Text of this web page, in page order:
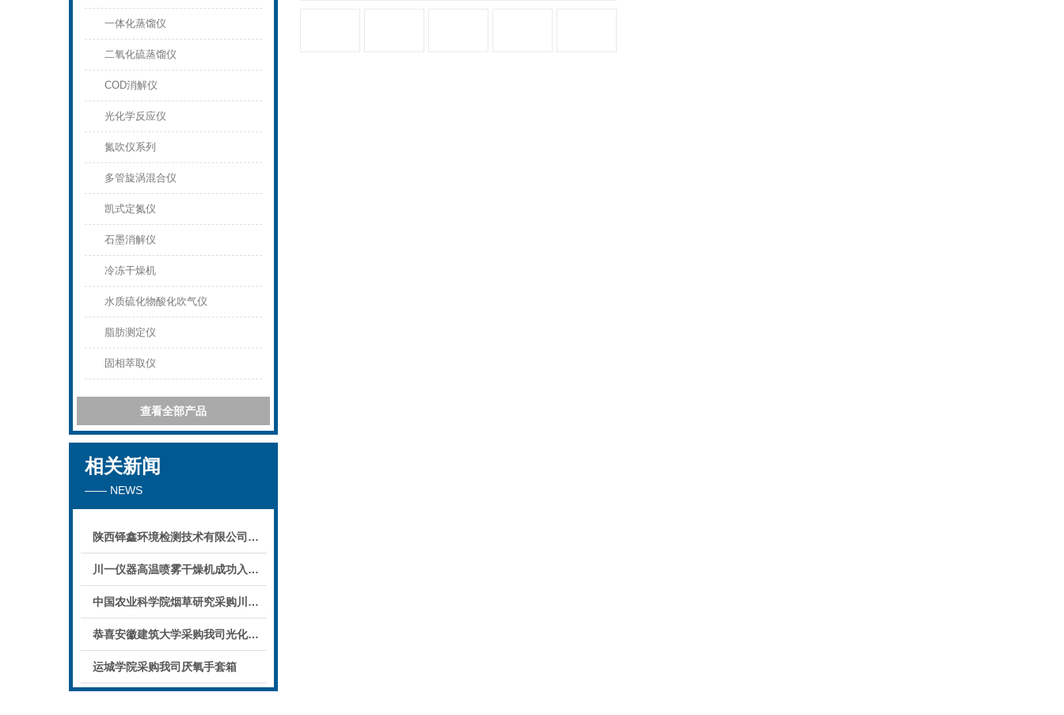
一体化蒸馏仪
二氧化硫蒸馏仪
COD消解仪
光化学反应仪
氮吹仪系列
多管旋涡混合仪
凯式定氮仪
石墨消解仪
冷冻干燥机
水质硫化物酸化吹气仪
脂肪测定仪
固相萃取仪
查看全部产品
相关新闻
—— NEWS
陕西铎鑫环境检测技术有限公司采购我司全自动液液萃取仪
川一仪器高温喷雾干燥机成功入驻鄱阳职业学院，助力职业教育实训平台升级
中国农业科学院烟草研究采购川一仪器喷雾干燥机
恭喜安徽建筑大学采购我司光化学反应仪
运城学院采购我司厌氧手套箱